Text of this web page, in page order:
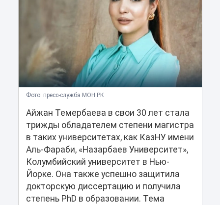
Фото: пресс-служба МОН РК
Айжан Темербаева в свои 30 лет стала
трижды обладателем степени магистра
в таких университетах, как КазНУ имени
Аль-Фараби, «Назарбаев Университет»,
Колумбийский университет в Нью-
Йорке. Она также успешно защитила
докторскую диссертацию и получила
степень PhD в образовании. Тема